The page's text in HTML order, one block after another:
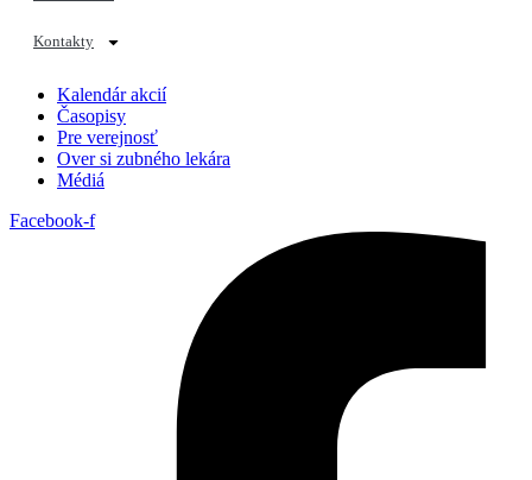
Kontakty
Kalendár akcií
Časopisy
Pre verejnosť
Over si zubného lekára
Médiá
Facebook-f